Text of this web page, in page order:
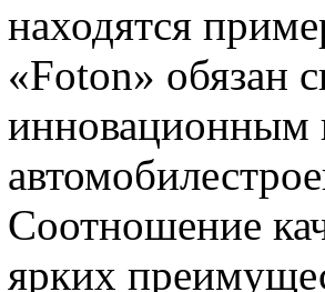
находятся
«Foton» обязан
инновационным
Соотношение
ярких